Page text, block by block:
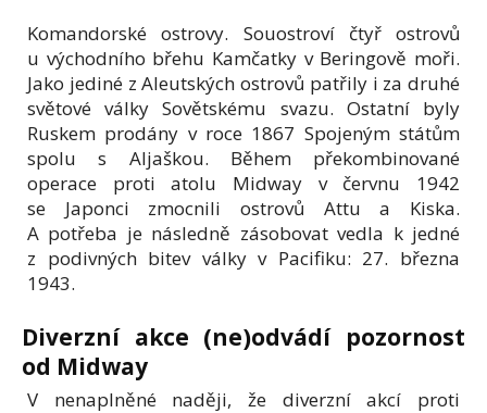
Komandorské ostrovy. Souostroví čtyř ostrovů
u východního břehu Kamčatky v Beringově moři.
Jako jediné z Aleutských ostrovů patřily i za druhé
světové války Sovětskému svazu. Ostatní byly
Ruskem prodány v roce 1867 Spojeným státům
spolu s Aljaškou. Během překombinované
operace proti atolu Midway v červnu 1942
se Japonci zmocnili ostrovů Attu a Kiska.
A potřeba je následně zásobovat vedla k jedné
z podivných bitev války v Pacifiku: 27. března
1943.
Diverzní akce (ne)odvádí pozornost
od Midway
V nenaplněné naději, že diverzní akcí proti